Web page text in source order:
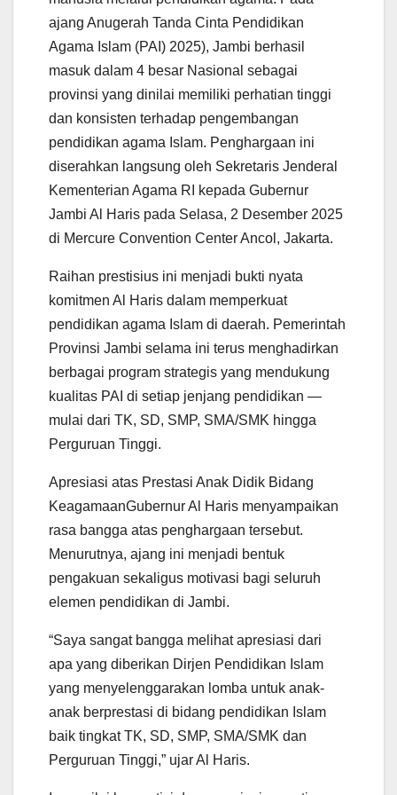
p
k
m
ajang Anugerah Tanda Cinta Pendidikan
Agama Islam (PAI) 2025), Jambi berhasil
masuk dalam 4 besar Nasional sebagai
provinsi yang dinilai memiliki perhatian tinggi
dan konsisten terhadap pengembangan
pendidikan agama Islam. Penghargaan ini
diserahkan langsung oleh Sekretaris Jenderal
Kementerian Agama RI kepada Gubernur
Jambi Al Haris pada Selasa, 2 Desember 2025
di Mercure Convention Center Ancol, Jakarta.
Raihan prestisius ini menjadi bukti nyata
komitmen Al Haris dalam memperkuat
pendidikan agama Islam di daerah. Pemerintah
Provinsi Jambi selama ini terus menghadirkan
berbagai program strategis yang mendukung
kualitas PAI di setiap jenjang pendidikan —
mulai dari TK, SD, SMP, SMA/SMK hingga
Perguruan Tinggi.
Apresiasi atas Prestasi Anak Didik Bidang
KeagamaanGubernur Al Haris menyampaikan
rasa bangga atas penghargaan tersebut.
Menurutnya, ajang ini menjadi bentuk
pengakuan sekaligus motivasi bagi seluruh
elemen pendidikan di Jambi.
“Saya sangat bangga melihat apresiasi dari
apa yang diberikan Dirjen Pendidikan Islam
yang menyelenggarakan lomba untuk anak-
anak berprestasi di bidang pendidikan Islam
baik tingkat TK, SD, SMP, SMA/SMK dan
Perguruan Tinggi,” ujar Al Haris.